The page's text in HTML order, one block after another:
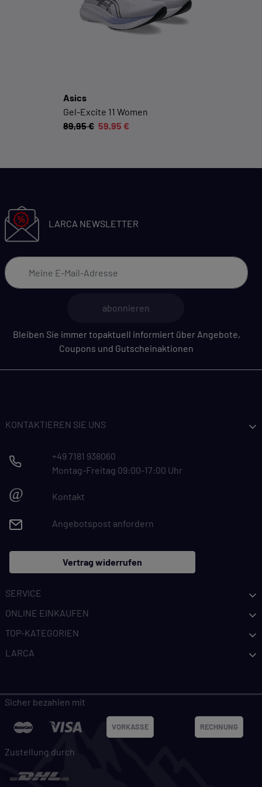
Cookie-Informationen anzeigen
Asics
Gel-Excite 11 Women
89,95 € 59,95 €
LARCA NEWSLETTER
abonnieren
Bleiben Sie immer topaktuell informiert über Angebote,
Coupons und Gutscheinaktionen
KONTAKTIEREN SIE UNS
+49 7181 938060
Montag-Freitag 09:00-17:00 Uhr
@ Kontakt
Angebotspost anfordern
Vertrag widerrufen
SERVICE
ONLINE EINKAUFEN
TOP-KATEGORIEN
LARCA
Sicher bezahlen mit
VORKASSE RECHNUNG
Zustellung durch